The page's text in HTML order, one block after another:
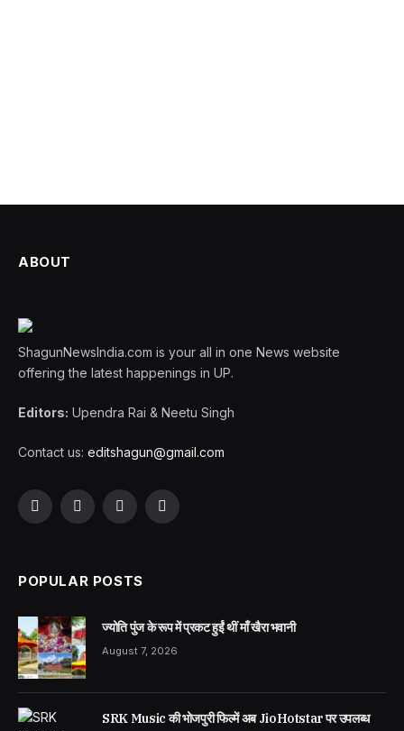
ABOUT
ShagunNewsIndia.com is your all in one News website
offering the latest happenings in UP.
Editors: Upendra Rai & Neetu Singh
Contact us: editshagun@gmail.com
Facebook
X
LinkedInWhatsApp
POPULAR POSTS
ज्योति पुंज के रूप में प्रकट हुईं थीं माँ खैरा भवानी
August 7, 2026
SRK Music की भोजपुरी फिल्में अब JioHotstar पर उपलब्ध